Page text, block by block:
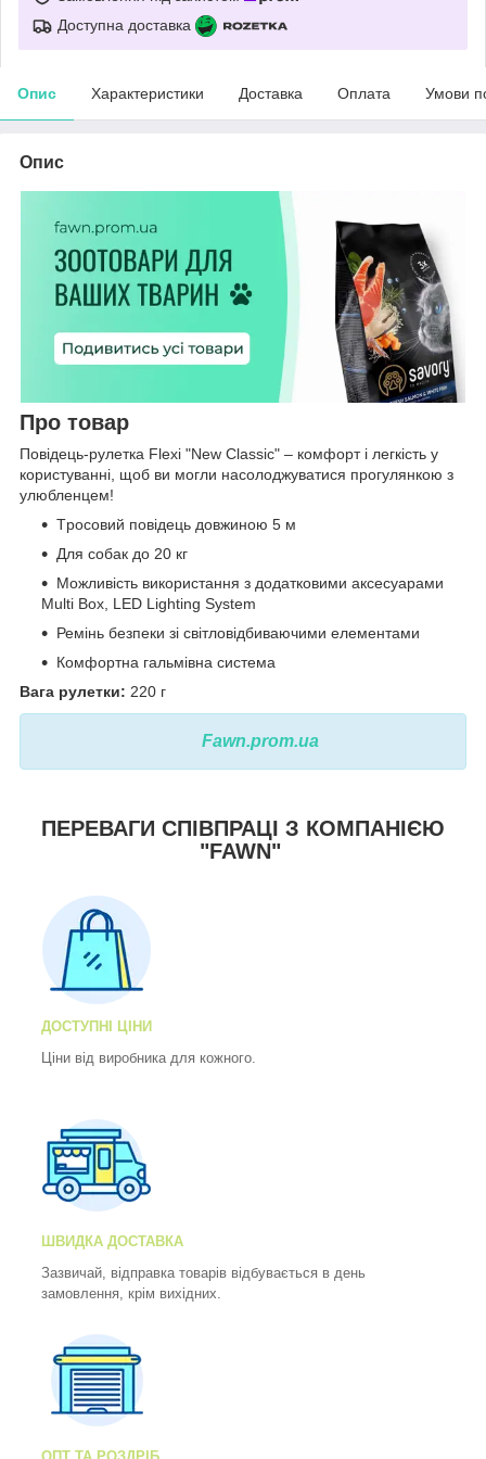
Доступна доставка
Опис Характеристики Доставка Оплата Умови
Опис
Про товар
Повідець-рулетка Flexi "New Classic" – комфорт і легкість у
користуванні, щоб ви могли насолоджуватися прогулянкою з
улюбленцем!
Tросовий повідець довжиною 5 м
Для собак до 20 кг
Можливість використання з додатковими аксесуарами
Multi Box, LED Lighting System
Ремінь безпеки зі світловідбиваючими елементами
Комфортна гальмівна система
Вага рулетки: 220 г
Fawn.prom.ua
ПЕРЕВАГИ СПІВПРАЦІ З КОМПАНІЄЮ
"FAWN"
ДОСТУПНІ ЦІНИ
Ціни від виробника для кожного.
ШВИДКА ДОСТАВКА
Зазвичай, відправка товарів відбувається в день
замовлення, крім вихідних.